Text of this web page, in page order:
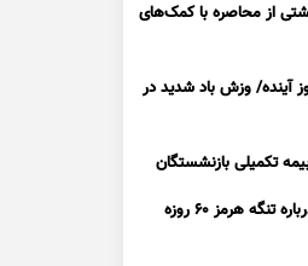
سنتکام درباره عبور ۳۰ کشتی از محاصره با کمک‌های
آینده/ وزش باد شدید در
تکمیلی بازنشستگان
ای‌بی‌سی: توافق ایران و عمان درباره تنگه هرمز ۶۰ روزه